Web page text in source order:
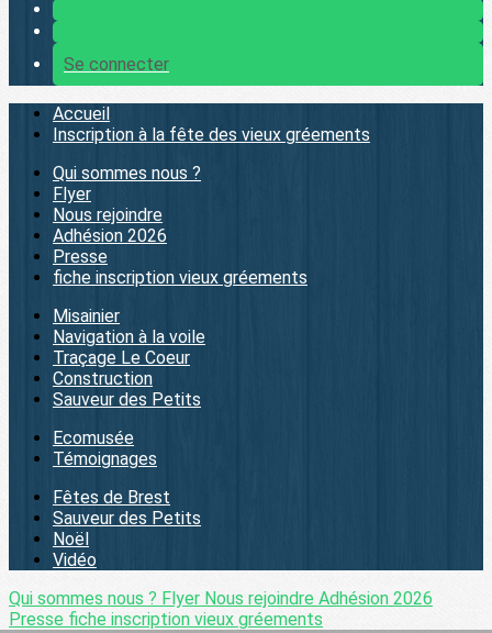
Se connecter
Accueil
Inscription à la fête des vieux gréements
Qui sommes nous ?
Flyer
Nous rejoindre
Adhésion 2026
Presse
fiche inscription vieux gréements
Misainier
Navigation à la voile
Traçage Le Coeur
Construction
Sauveur des Petits
Ecomusée
Témoignages
Fêtes de Brest
Sauveur des Petits
Noël
Vidéo
Qui sommes nous ? Flyer Nous rejoindre Adhésion 2026
Presse fiche inscription vieux gréements